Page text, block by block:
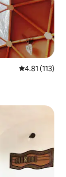
從 113 則評價
4.81 (113)